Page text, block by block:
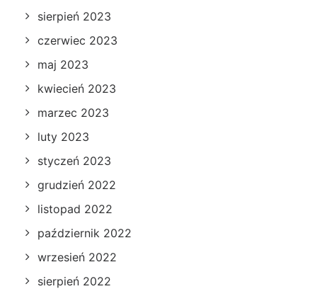
sierpień 2023
czerwiec 2023
maj 2023
kwiecień 2023
marzec 2023
luty 2023
styczeń 2023
grudzień 2022
listopad 2022
październik 2022
wrzesień 2022
sierpień 2022